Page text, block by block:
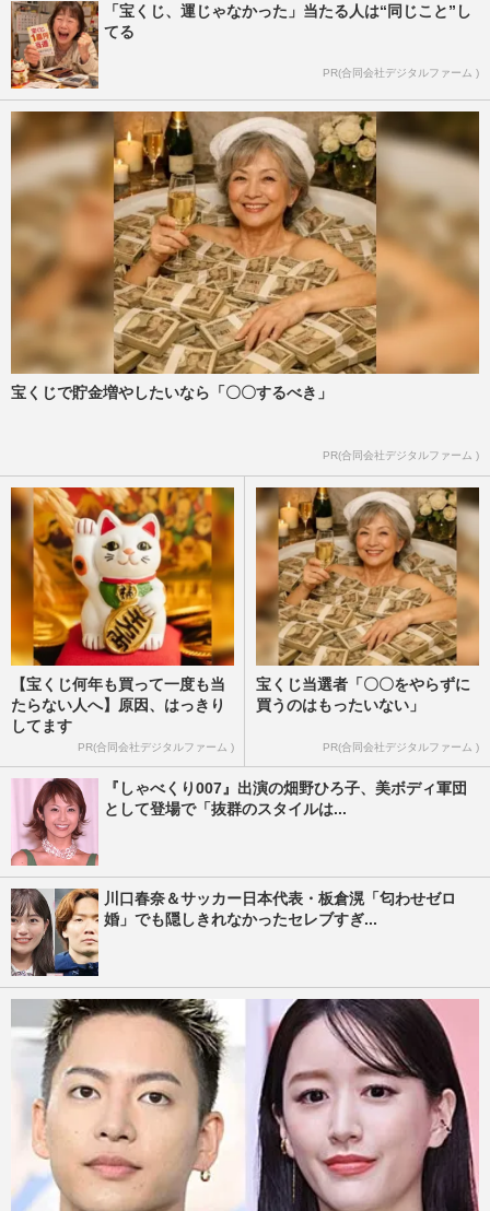
「宝くじ、運じゃなかった」当たる人は“同じこと”し
てる
PR(合同会社デジタルファーム )
宝くじで貯金増やしたいなら「〇〇するべき」
PR(合同会社デジタルファーム )
【宝くじ何年も買って一度も当
たらない人へ】原因、はっきり
してます
PR(合同会社デジタルファーム )
宝くじ当選者「〇〇をやらずに
買うのはもったいない」
PR(合同会社デジタルファーム )
『しゃべくり007』出演の畑野ひろ子、美ボディ軍団
として登場で「抜群のスタイルは...
川口春奈＆サッカー日本代表・板倉滉「匂わせゼロ
婚」でも隠しきれなかったセレブすぎ...